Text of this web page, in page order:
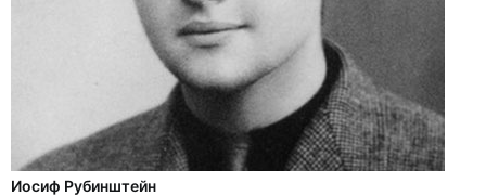
Иосиф Рубинштейн